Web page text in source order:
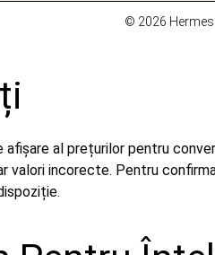
© 2026 Hermes
al prețurilor pentru
valori incorecte. Pentru